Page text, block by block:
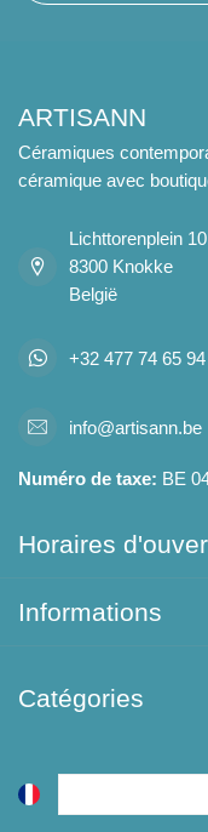
ARTISANN
Céramiques
céramique avec
Lichttorenplein 10
8300 Knokke
België
+32 477 74 65 94
info@artisann.be
Numéro de taxe: BE
Horaires
Informations
Catégories